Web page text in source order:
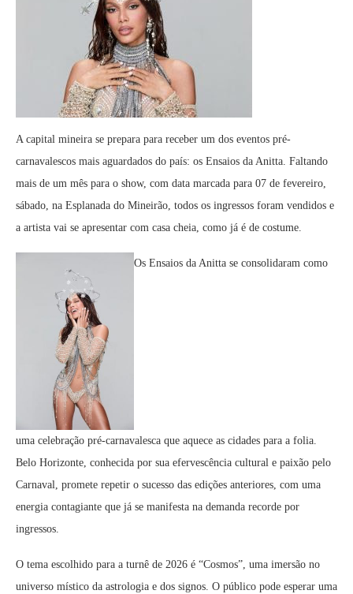
A capital mineira se prepara para receber um dos eventos pré-
carnavalescos mais aguardados do país: os Ensaios da Anitta. Faltando
mais de um mês para o show, com data marcada para 07 de fevereiro,
sábado, na Esplanada do Mineirão, todos os ingressos foram vendidos e
a artista vai se apresentar com casa cheia, como já é de costume.
Os Ensaios da Anitta se consolidaram como
uma celebração pré-carnavalesca que aquece as cidades para a folia.
Belo Horizonte, conhecida por sua efervescência cultural e paixão pelo
Carnaval, promete repetir o sucesso das edições anteriores, com uma
energia contagiante que já se manifesta na demanda recorde por
ingressos.
O tema escolhido para a turnê de 2026 é “Cosmos”, uma imersão no
universo místico da astrologia e dos signos. O público pode esperar uma